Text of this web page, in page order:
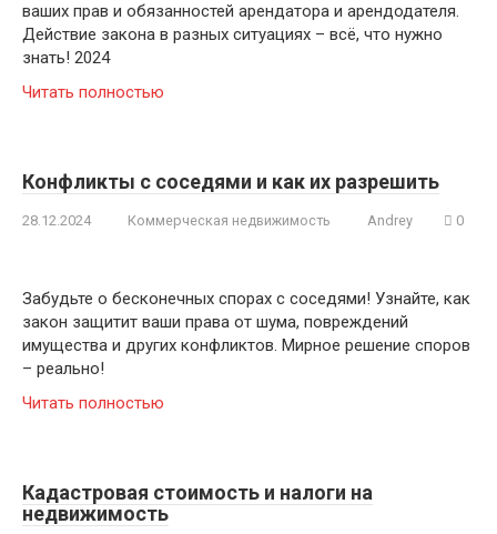
ваших прав и обязанностей арендатора и арендодателя.
Действие закона в разных ситуациях – всё, что нужно
знать! 2024
Читать полностью
Конфликты с соседями и как их разрешить
28.12.2024 Коммерческая недвижимость Andrey 0
Забудьте о бесконечных спорах с соседями! Узнайте, как
закон защитит ваши права от шума, повреждений
имущества и других конфликтов. Мирное решение споров
– реально!
Читать полностью
Кадастровая стоимость и налоги на
недвижимость